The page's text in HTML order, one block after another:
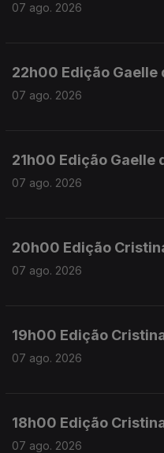
07 ago. 2026
22h00 Edição Gaelle
07 ago. 2026
21h00 Edição Gaelle
07 ago. 2026
20h00 Edição
07 ago. 2026
19h00 Edição
07 ago. 2026
18h00 Edição
07 ago. 2026